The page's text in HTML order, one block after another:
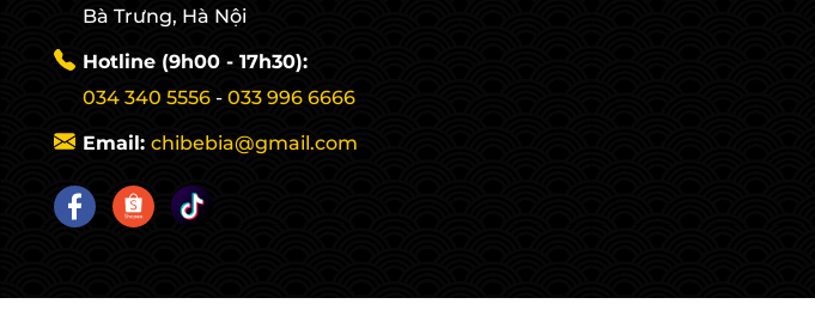
Bà Trưng, Hà Nội
Hotline (9h00 - 17h30):
034 340 5556 - 033 996 6666
Email: chibebia@gmail.com